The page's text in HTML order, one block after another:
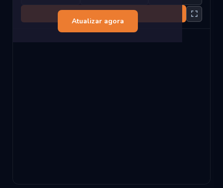
Atualizar agora